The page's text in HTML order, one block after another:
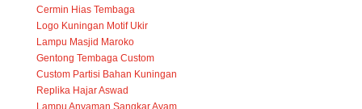
Cermin Hias Tembaga
Logo Kuningan Motif Ukir
Lampu Masjid Maroko
Gentong Tembaga Custom
Custom Partisi Bahan Kuningan
Replika Hajar Aswad
Lampu Anyaman Sangkar Ayam